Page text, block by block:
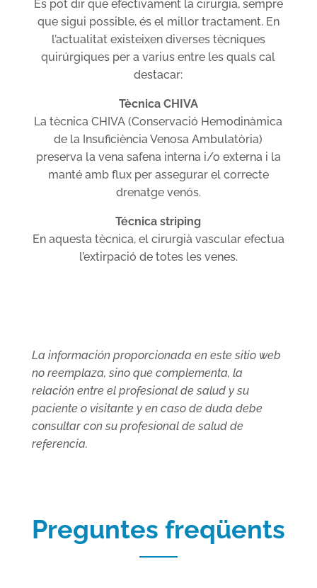
Es pot dir que efectivament la cirurgia, sempre
que sigui possible, és el millor tractament. En
l’actualitat existeixen diverses tècniques
quirúrgiques per a varius entre les quals cal
destacar:
Tècnica CHIVA
La tècnica CHIVA (Conservació Hemodinàmica
de la Insuficiència Venosa Ambulatòria)
preserva la vena safena interna i/o externa i la
manté amb flux per assegurar el correcte
drenatge venós.
Técnica striping
En aquesta tècnica, el cirurgià vascular efectua
l’extirpació de totes les venes.
La información proporcionada en este sitio web
no reemplaza, sino que complementa, la
relación entre el profesional de salud y su
paciente o visitante y en caso de duda debe
consultar con su profesional de salud de
referencia.
Preguntes freqüents